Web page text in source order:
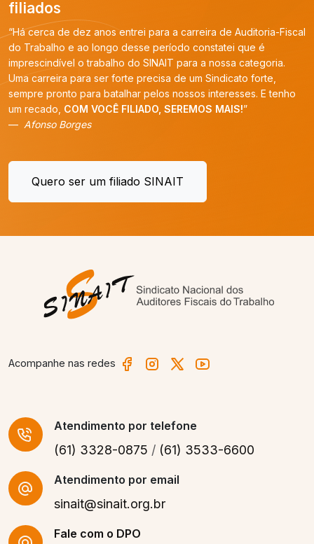
filiados
“Há cerca de dez anos entrei para a carreira de Auditoria-Fiscal
do Trabalho e ao longo desse período constatei que é
imprescindível o trabalho do SINAIT para a nossa categoria.
Uma carreira para ser forte precisa de um Sindicato forte,
sempre pronto para batalhar pelos nossos interesses. E tenho
um recado, COM VOCÊ FILIADO, SEREMOS MAIS!”
Afonso Borges
Quero ser um filiado SINAIT
Acompanhe nas redes
Atendimento por telefone
(61) 3328-0875 / (61) 3533-6600
Atendimento por email
sinait@sinait.org.br
Fale com o DPO